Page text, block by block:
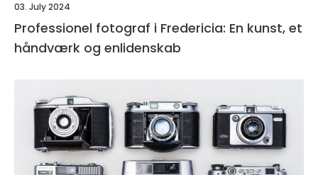
03. July 2024
Professionel fotograf i Fredericia: En kunst, et
håndværk og enlidenskab